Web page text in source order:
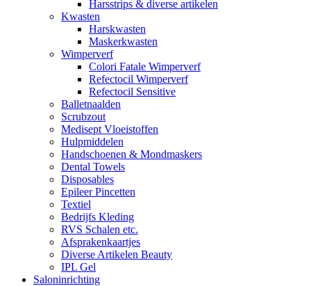
Harsstrips & diverse artikelen
Kwasten
Harskwasten
Maskerkwasten
Wimperverf
Colori Fatale Wimperverf
Refectocil Wimperverf
Refectocil Sensitive
Balletnaalden
Scrubzout
Medisept Vloeistoffen
Hulpmiddelen
Handschoenen & Mondmaskers
Dental Towels
Disposables
Epileer Pincetten
Textiel
Bedrijfs Kleding
RVS Schalen etc.
Afsprakenkaartjes
Diverse Artikelen Beauty
IPL Gel
Saloninrichting